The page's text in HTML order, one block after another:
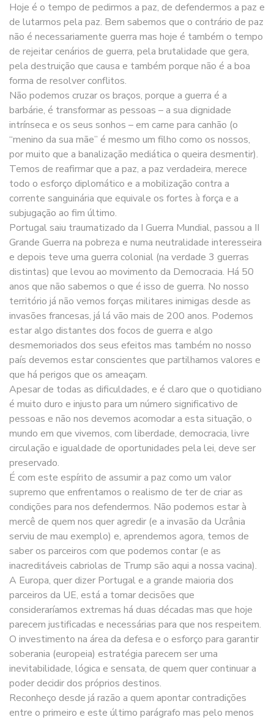
Hoje é o tempo de pedirmos a paz, de defendermos a paz e
de lutarmos pela paz. Bem sabemos que o contrário de paz
não é necessariamente guerra mas hoje é também o tempo
de rejeitar cenários de guerra, pela brutalidade que gera,
pela destruição que causa e também porque não é a boa
forma de resolver conflitos.
Não podemos cruzar os braços, porque a guerra é a
barbárie, é transformar as pessoas – a sua dignidade
intrínseca e os seus sonhos – em carne para canhão (o
“menino da sua mãe” é mesmo um filho como os nossos,
por muito que a banalização mediática o queira desmentir).
Temos de reafirmar que a paz, a paz verdadeira, merece
todo o esforço diplomático e a mobilização contra a
corrente sanguinária que equivale os fortes à força e a
subjugação ao fim último.
Portugal saiu traumatizado da I Guerra Mundial, passou a II
Grande Guerra na pobreza e numa neutralidade interesseira
e depois teve uma guerra colonial (na verdade 3 guerras
distintas) que levou ao movimento da Democracia. Há 50
anos que não sabemos o que é isso de guerra. No nosso
território já não vemos forças militares inimigas desde as
invasões francesas, já lá vão mais de 200 anos. Podemos
estar algo distantes dos focos de guerra e algo
desmemoriados dos seus efeitos mas também no nosso
país devemos estar conscientes que partilhamos valores e
que há perigos que os ameaçam.
Apesar de todas as dificuldades, e é claro que o quotidiano
é muito duro e injusto para um número significativo de
pessoas e não nos devemos acomodar a esta situação, o
mundo em que vivemos, com liberdade, democracia, livre
circulação e igualdade de oportunidades pela lei, deve ser
preservado.
É com este espírito de assumir a paz como um valor
supremo que enfrentamos o realismo de ter de criar as
condições para nos defendermos. Não podemos estar à
mercê de quem nos quer agredir (e a invasão da Ucrânia
serviu de mau exemplo) e, aprendemos agora, temos de
saber os parceiros com que podemos contar (e as
inacreditáveis cabriolas de Trump são aqui a nossa vacina).
A Europa, quer dizer Portugal e a grande maioria dos
parceiros da UE, está a tomar decisões que
consideraríamos extremas há duas décadas mas que hoje
parecem justificadas e necessárias para que nos respeitem.
O investimento na área da defesa e o esforço para garantir
soberania (europeia) estratégia parecem ser uma
inevitabilidade, lógica e sensata, de quem quer continuar a
poder decidir dos próprios destinos.
Reconheço desde já razão a quem apontar contradições
entre o primeiro e este último parágrafo mas pelo menos